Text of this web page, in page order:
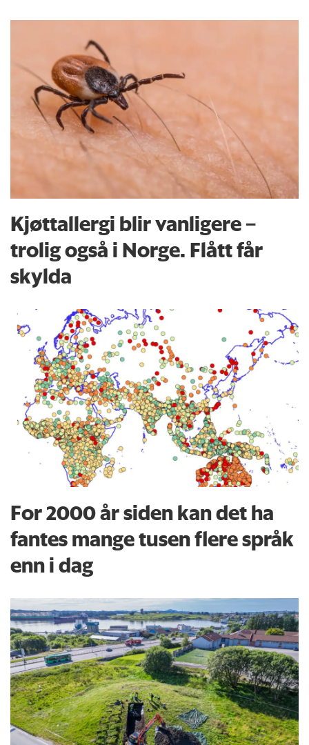
Kjøttallergi blir vanligere –
trolig også i Norge. Flått får
skylda
For 2000 år siden kan det ha
fantes mange tusen flere språk
enn i dag